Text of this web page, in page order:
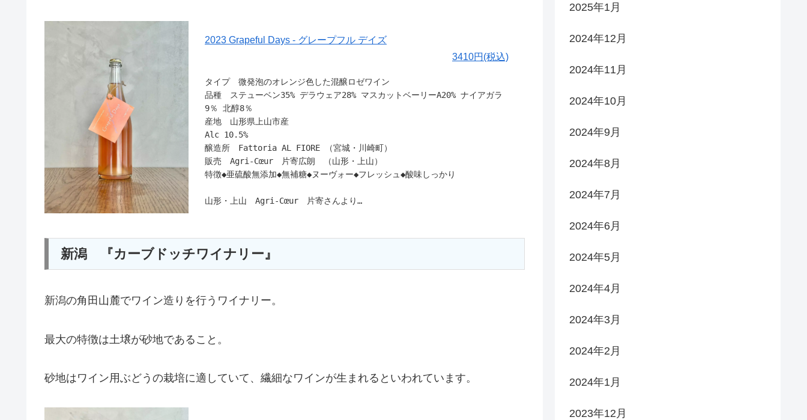
2023 Grapeful Days - グレープフル デイズ
3410円(税込)
タイプ 微発泡のオレンジ色した混醸ロゼワイン
品種 ステューベン35% デラウェア28% マスカットベーリーA20% ナイアガラ
9％ 北醇8％
産地 山形県上山市産
Alc 10.5%
醸造所 Fattoria AL FIORE （宮城・川崎町）
販売 Agri‑Cœur 片寄広朗 （山形・上山）
特徴◆亜硫酸無添加◆無補糖◆ヌーヴォー◆フレッシュ◆酸味しっかり
山形・上山 Agri‑Cœur 片寄さんより
ース「2023 Grapefull Days」のご縁を頂きました！
ワインに対する深い興味をそそる、ワイン好きにはたまらない一本！
現在はとってもチャーミングな香りでちょい甘な状態ですが、
片寄さんからのコメントを読んでいただき、ご納得の上、お楽しみください！
よろしくお願い致します！
※発酵途中の為、発泡、未発泡の場合がございます。
※要冷暗保管
作り手さんから
新潟 『カーブドッチワイナリー』
新潟の角田山麓でワイン造りを行うワイナリー。
最大の特徴は土壌が砂地であること。
砂地はワイン用ぶどうの栽培に適していて、繊細なワインが生まれるといわれています。
2025年1月
2024年12月
2024年11月
2024年10月
2024年9月
2024年8月
2024年7月
2024年6月
2024年5月
2024年4月
2024年3月
2024年2月
2024年1月
2023年12月